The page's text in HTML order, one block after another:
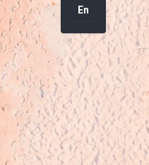
En
Fr (active)